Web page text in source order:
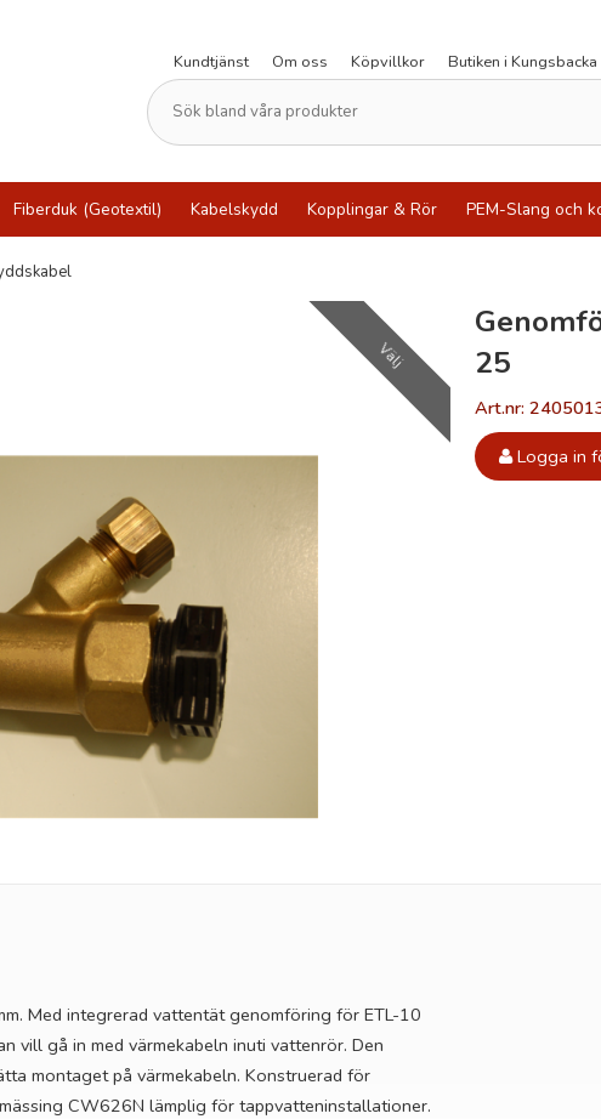
Kundtjänst
Om oss Köpvillkor Butiken i Kungsbacka
Fiberduk (Geotextil) Kabelskydd Kopplingar & Rör PEM-Slang och
Välj
25
Art.nr:
Logga in
Med integrerad vattentät genomföring för ETL-10
vill gå in med värmekabeln inuti vattenrör. Den
montaget på värmekabeln. Konstruerad för
CW626N lämplig för tappvatteninstallationer.